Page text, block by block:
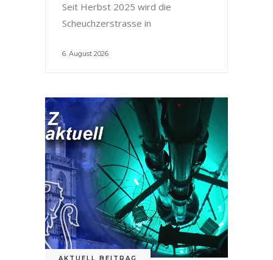
Seit Herbst 2025 wird die
Scheuchzerstrasse in
6. August 2026
AKTUELL BEITRAG